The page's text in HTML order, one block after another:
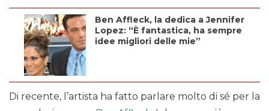
Ben Affleck, la dedica a Jennifer
Lopez: “È fantastica, ha sempre
idee migliori delle mie”
Di recente, l’artista ha fatto parlare molto di sé per la